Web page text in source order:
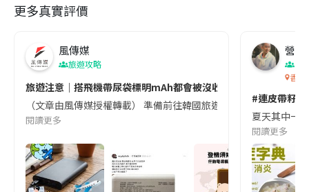
更多真實評價
風傳媒
旅遊攻略
旅遊注意｜搭飛機帶尿袋標明mAh都會被沒收😱出發前切記檢查
（文章由風傳媒授權轉載） 準備前往韓國旅遊的民眾，近期要
閱讀更多
營養
香港
#連皮帶籽
夏天其中一
閱讀更多